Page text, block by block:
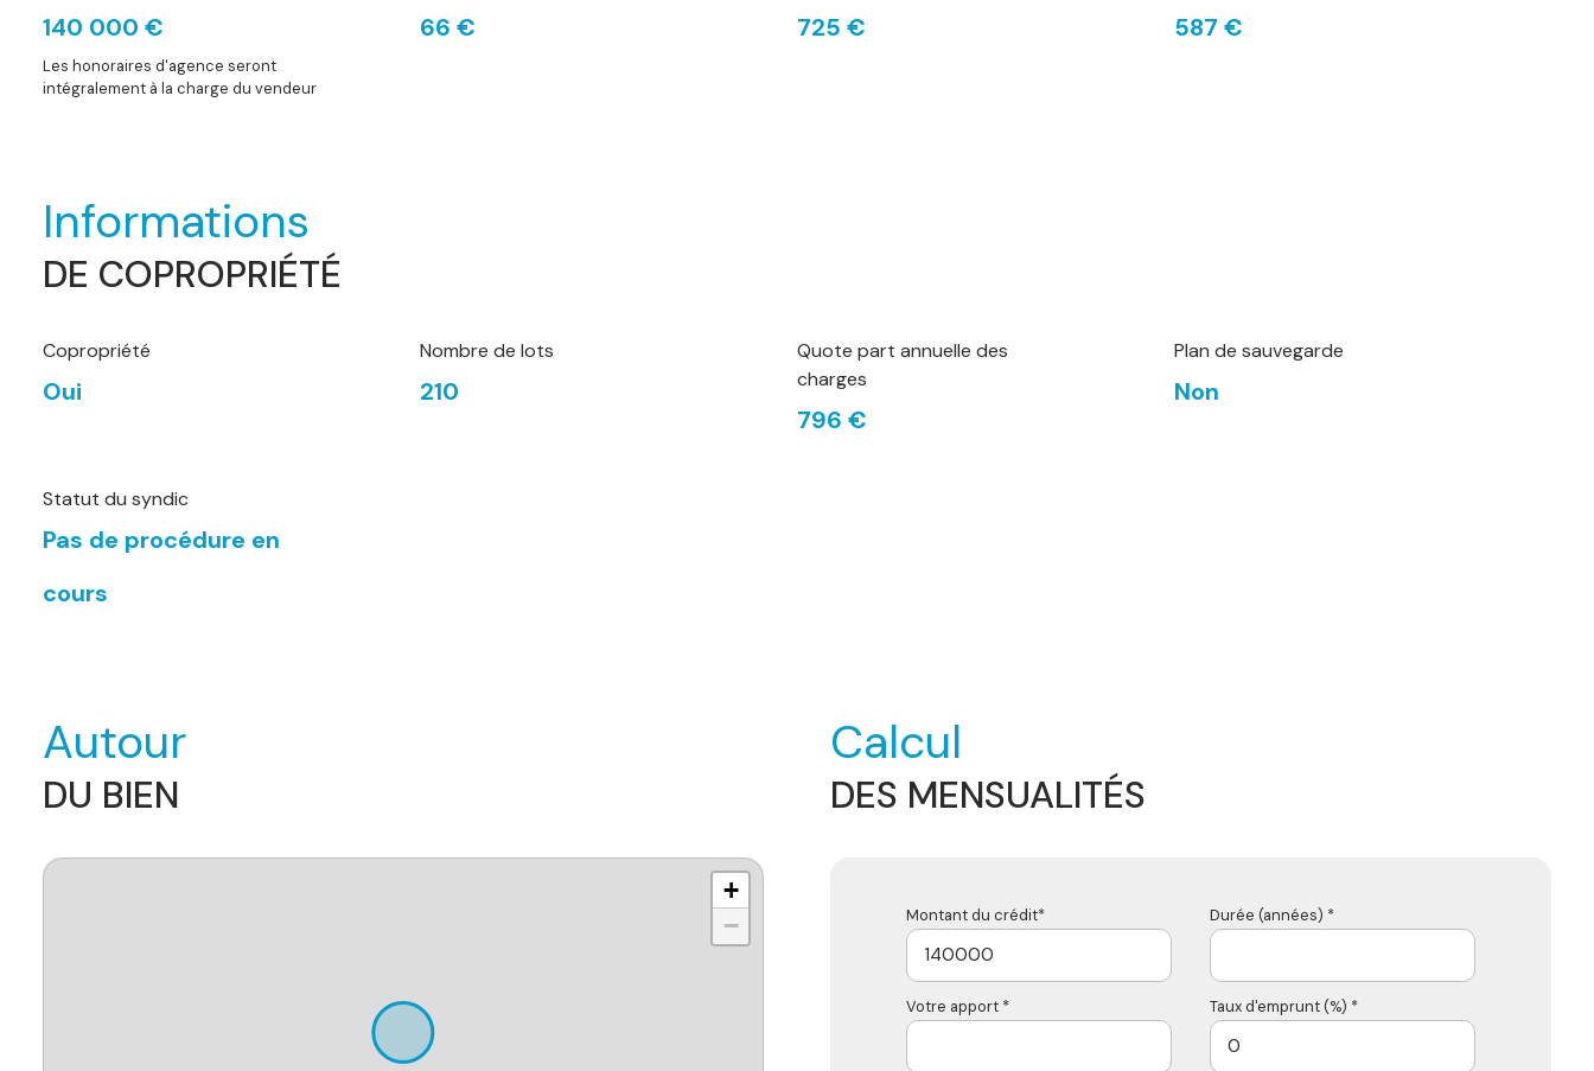
140 000 €
Les honoraires d'agence seront
intégralement à la charge du vendeur
66 € 725 € 587 €
Informations
DE COPROPRIÉTÉ
Copropriété
Oui
Nombre de lots
210
Quote part annuelle des
charges
796 €
Plan de sauvegarde
Non
Statut du syndic
Pas de procédure en
cours
Autour
DU BIEN
+
−
Calcul
DES MENSUALITÉS
Montant du crédit* Durée (années) *
Votre apport * Taux d'emprunt (%) *